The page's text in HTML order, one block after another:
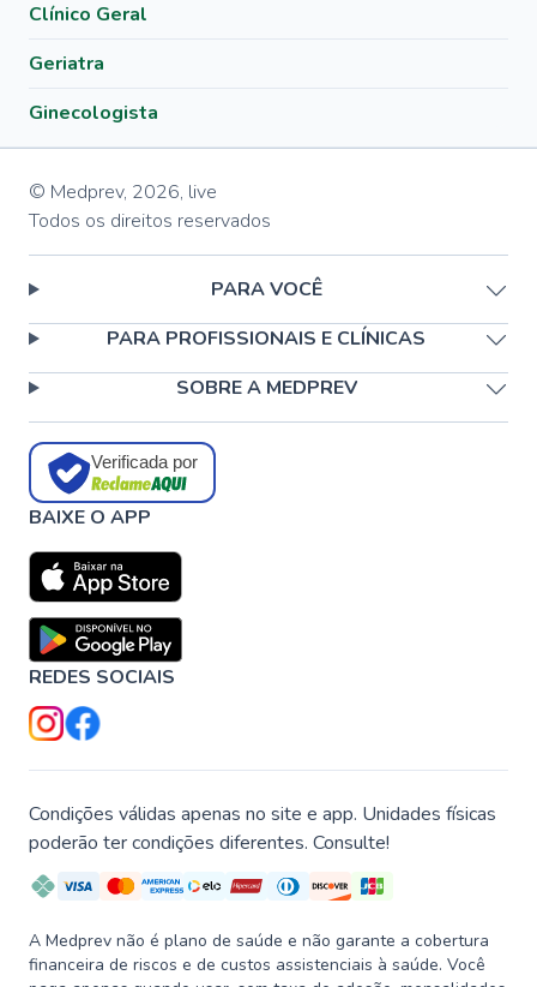
Clínico Geral
Geriatra
Ginecologista
© Medprev, 2026, live
Todos os direitos reservados
PARA VOCÊ
PARA PROFISSIONAIS E CLÍNICAS
SOBRE A MEDPREV
Verificada por
BAIXE O APP
REDES SOCIAIS
Condições válidas apenas no site e app. Unidades físicas
poderão ter condições diferentes. Consulte!
A Medprev não é plano de saúde e não garante a cobertura
financeira de riscos e de custos assistenciais à saúde. Você